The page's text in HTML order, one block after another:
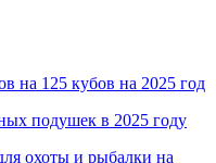
на 125 кубов на 2025 год
подушек в 2025 году
охоты и рыбалки на